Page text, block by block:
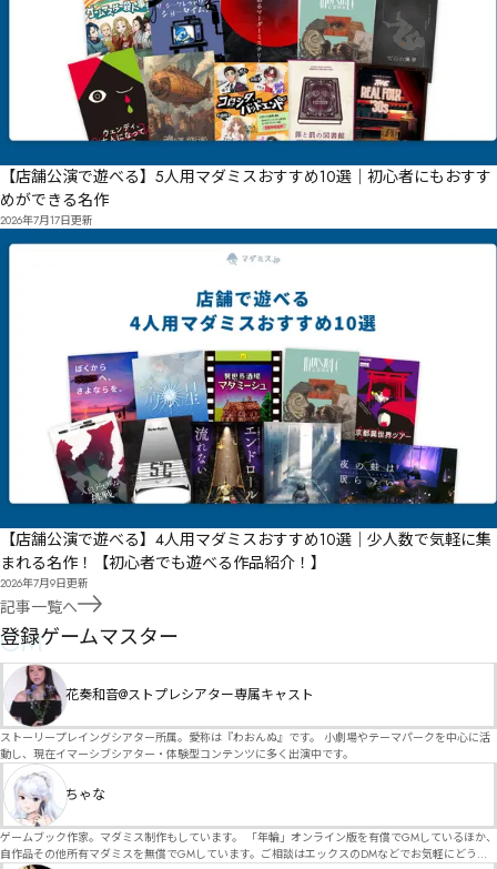
【店舗公演で遊べる】5人用マダミスおすすめ10選｜初心者にもおすす
めができる名作
2026年7月17日更新
【店舗公演で遊べる】4人用マダミスおすすめ10選｜少人数で気軽に集
まれる名作！【初心者でも遊べる作品紹介！】
2026年7月9日更新
記事一覧へ
GM
登録ゲームマスター
花奏和音@ストプレシアター専属キャスト
ストーリープレイングシアター所属。愛称は『わおんぬ』です。 小劇場やテーマパークを中心に活
動し、現在イマーシブシアター・体験型コンテンツに多く出演中です。
ちゃな
ゲームブック作家。マダミス制作もしています。 「年輪」オンライン版を有償でGMしているほか、
自作品その他所有マダミスを無償でGMしています。ご相談はエックスのDMなどでお気軽にどう